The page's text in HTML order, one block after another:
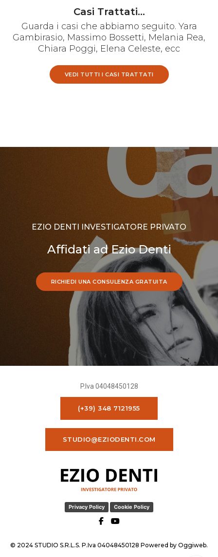
Casi Trattati...
Guarda i casi che abbiamo seguito. Yara
Gambirasio, Massimo Bossetti, Melania Rea,
Chiara Poggi, Elena Celeste, ecc
VEDI TUTTI I CASI TRATTATI
EZIO DENTI INVESTIGATORE PRIVATO
Affidati ad Ezio Denti
RICHIEDI UNA CONSULENZA GRATUITA
P.Iva 04048450128
(+39) 348 7121955
STUDIO@EZIODENTI.COM
Privacy Policy Cookie Policy
© 2024 STUDIO S.R.L.S. P.Iva 04048450128 Powered by Oggiweb.